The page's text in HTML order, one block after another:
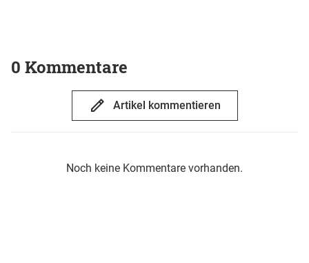
0 Kommentare
Artikel kommentieren
Noch keine Kommentare vorhanden.